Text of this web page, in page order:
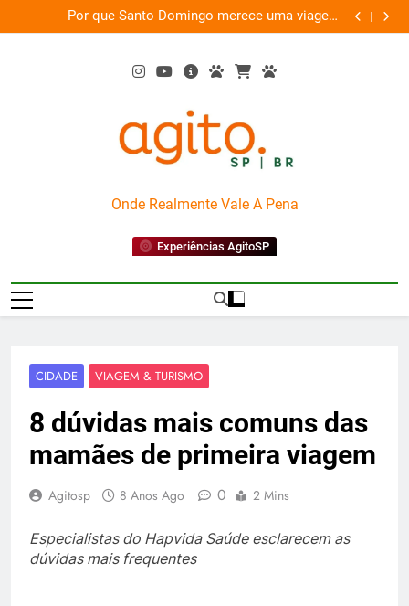
to
viagem
exclusiva
Fim do improviso no socorro ao diabetes
AgitoSP
Onde Realmente Vale A Pena
Experiências AgitoSP
CIDADE VIAGEM & TURISMO
8 dúvidas mais comuns das
mamães de primeira viagem
Agitosp 8 Anos Ago 0 2 Mins
Especialistas do Hapvida Saúde esclarecem as
dúvidas mais frequentes